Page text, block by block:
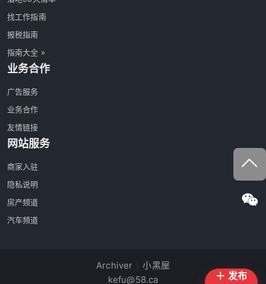
找工作指南
报税指南
指南大全 »
业务合作
广告服务
业务合作
友情链接
网站服务
商家入驻
隐私说明
房产频道
汽车频道
Archiver
小黑屋
kefu@58.ca
＋ 发布